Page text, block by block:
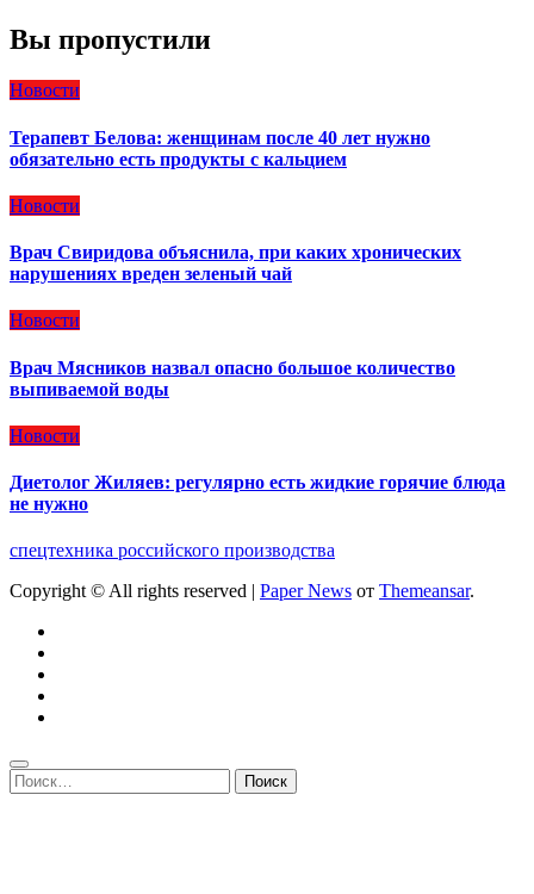
Вы пропустили
Новости
Терапевт Белова: женщинам после 40 лет нужно
обязательно есть продукты с кальцием
Новости
Врач Свиридова объяснила, при каких хронических
нарушениях вреден зеленый чай
Новости
Врач Мясников назвал опасно большое количество
выпиваемой воды
Новости
Диетолог Жиляев: регулярно есть жидкие горячие блюда
не нужно
спецтехника российского производства
Copyright © All rights reserved | Paper News от Themeansar.
Найти: